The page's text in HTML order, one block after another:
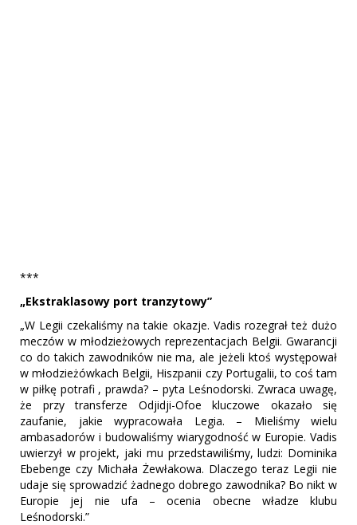
***
„Ekstraklasowy port tranzytowy”
„W Legii czekaliśmy na takie okazje. Vadis rozegrał też dużo
meczów w młodzieżowych reprezentacjach Belgii. Gwarancji
co do takich zawodników nie ma, ale jeżeli ktoś występował
w młodzieżówkach Belgii, Hiszpanii czy Portugalii, to coś tam
w piłkę potrafi , prawda? – pyta Leśnodorski. Zwraca uwagę,
że przy transferze Odjidji-Ofoe kluczowe okazało się
zaufanie, jakie wypracowała Legia. – Mieliśmy wielu
ambasadorów i budowaliśmy wiarygodność w Europie. Vadis
uwierzył w projekt, jaki mu przedstawiliśmy, ludzi: Dominika
Ebebenge czy Michała Żewłakowa. Dlaczego teraz Legii nie
udaje się sprowadzić żadnego dobrego zawodnika? Bo nikt w
Europie jej nie ufa – ocenia obecne władze klubu
Leśnodorski.”